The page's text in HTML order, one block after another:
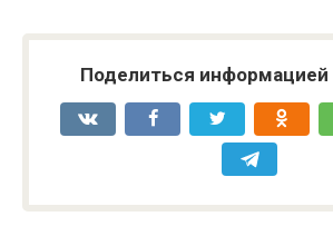
Поделиться информацией